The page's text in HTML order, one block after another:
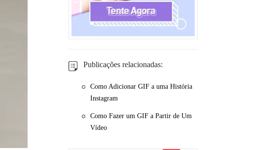
Publicações relacionadas:
Como Adicionar GIF a uma História
Instagram
Como Fazer um GIF a Partir de Um
Vídeo